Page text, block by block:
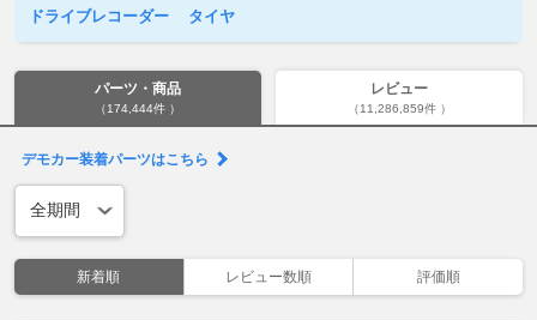
ドライブレコーダー
タイヤ
パーツ・商品
（174,444件 ）
レビュー
（11,286,859件 ）
デモカー装着パーツはこちら
新着順 レビュー数順 評価順